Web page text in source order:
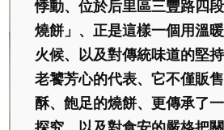
悸動、位於后里區三豐路四
燒餅」、正是這樣一個用溫
火候、以及對傳統味道的堅
老饕芳心的代表、它不僅販
酥、飽足的燒餅、更傳承了